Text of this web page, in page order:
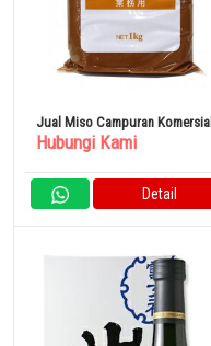
Jual Miso Campuran Komersial
Ichibiki 1kg
Hubungi Kami
Detail